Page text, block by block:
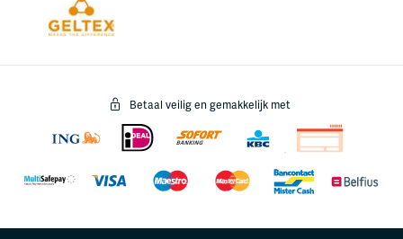
Betaal veilig en gemakkelijk met